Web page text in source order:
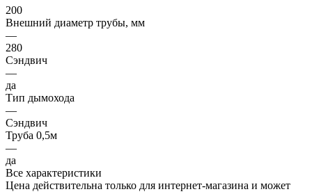
200
Внешний диаметр трубы, мм
—
280
Сэндвич
—
да
Тип дымохода
—
Сэндвич
Труба 0,5м
—
да
Все характеристики
Цена действительна только для интернет-магазина и может